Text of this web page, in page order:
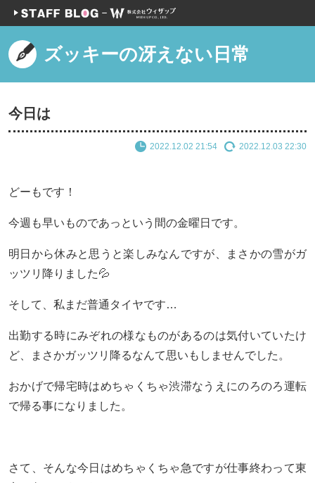
ズッキーの冴えない日常
今日は
2022.12.02 21:54 2022.12.03 22:30
どーもです！
今週も早いものであっという間の金曜日です。
明日から休みと思うと楽しみなんですが、まさかの雪がガ
ッツリ降りました💦
そして、私まだ普通タイヤです…
出勤する時にみぞれの様なものがあるのは気付いていたけ
ど、まさかガッツリ降るなんて思いもしませんでした。
おかげで帰宅時はめちゃくちゃ渋滞なうえにのろのろ運転
で帰る事になりました。
さて、そんな今日はめちゃくちゃ急ですが仕事終わって東